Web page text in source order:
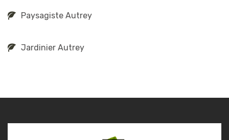
Paysagiste Autrey
Jardinier Autrey